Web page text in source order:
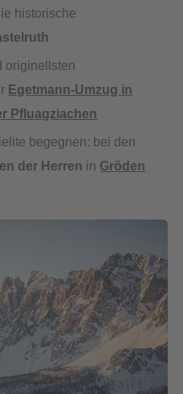
historische
originellsten
Egetmann-Umzug in
Pfluagziachen
begegnen: bei den
der Herren in Gröden